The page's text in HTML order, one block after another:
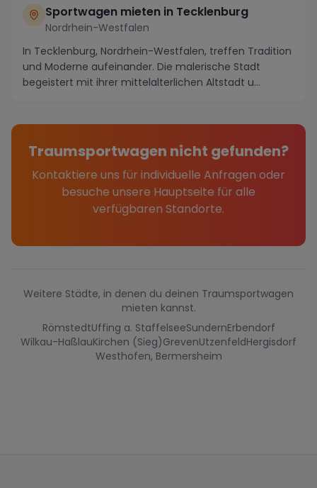
Sportwagen mieten in Tecklenburg
Nordrhein-Westfalen
In Tecklenburg, Nordrhein-Westfalen, treffen Tradition
und Moderne aufeinander. Die malerische Stadt
begeistert mit ihrer mittelalterlichen Altstadt u...
Traumsportwagen nicht gefunden?
Kontaktiere uns für individuelle Anfragen oder
besuche unsere Hauptseite für alle
verfügbaren Standorte.
Weitere Städte, in denen du deinen Traumsportwagen
mieten kannst.
RömstedtUffing a. StaffelseeSundernErbendorf
Wilkau-HaßlauKirchen (Sieg)GrevenUtzenfeldHergisdorf
Westhofen, Bermersheim